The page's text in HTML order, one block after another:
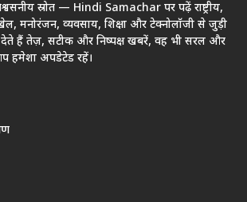
स्रोत — Hindi Samachar पर पढ़ें राष्ट्रीय,
खेल, मनोरंजन, व्यवसाय, शिक्षा और टेक्नोलॉजी से जुड़ी
हैं तेज़, सटीक और निष्पक्ष खबरें, वह भी सरल और
हमेशा अपडेटेड रहें।